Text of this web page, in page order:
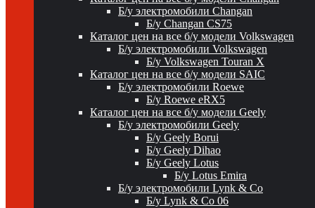
Б/у электромобили Changan
Б/у Changan CS75
Каталог цен на все б/у модели Volkswagen
Б/у электромобили Volkswagen
Б/у Volkswagen Touran X
Каталог цен на все б/у модели SAIC
Б/у электромобили Roewe
Б/у Roewe eRX5
Каталог цен на все б/у модели Geely
Б/у электромобили Geely
Б/у Geely Borui
Б/у Geely Dihao
Б/у Geely Lotus
Б/у Lotus Emira
Б/у электромобили Lynk & Co
Б/у Lynk & Co 06